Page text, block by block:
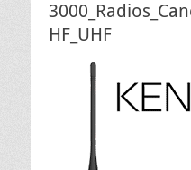
HF_UHF